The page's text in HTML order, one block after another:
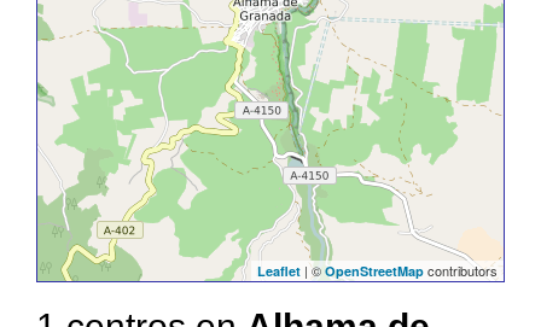
Leaflet | © OpenStreetMap contributors